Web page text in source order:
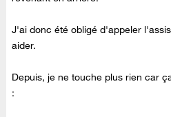
J'ai donc été obligé d'appeler
aider.
Depuis, je ne touche plus rien car
: